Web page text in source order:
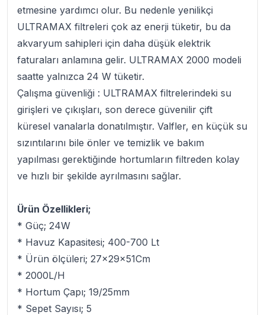
etmesine yardımcı olur. Bu nedenle yenilikçi
ULTRAMAX filtreleri çok az enerji tüketir, bu da
akvaryum sahipleri için daha düşük elektrik
faturaları anlamına gelir. ULTRAMAX 2000 modeli
saatte yalnızca 24 W tüketir.
Çalışma güvenliği : ULTRAMAX filtrelerindeki su
girişleri ve çıkışları, son derece güvenilir çift
küresel vanalarla donatılmıştır. Valfler, en küçük su
sızıntılarını bile önler ve temizlik ve bakım
yapılması gerektiğinde hortumların filtreden kolay
ve hızlı bir şekilde ayrılmasını sağlar.
Ürün Özellikleri;
* Güç; 24W
* Havuz Kapasitesi; 400-700 Lt
* Ürün ölçüleri; 27x29x51Cm
* 2000L/H
* Hortum Çapı; 19/25mm
* Sepet Sayısı; 5